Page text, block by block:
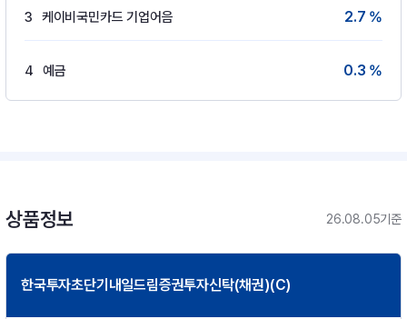
3 케이비국민카드 기업어음 2.7 %
4 예금 0.3 %
상품정보 26.08.05기준
한국투자초단기내일드림증권투자신탁(채권)(C)